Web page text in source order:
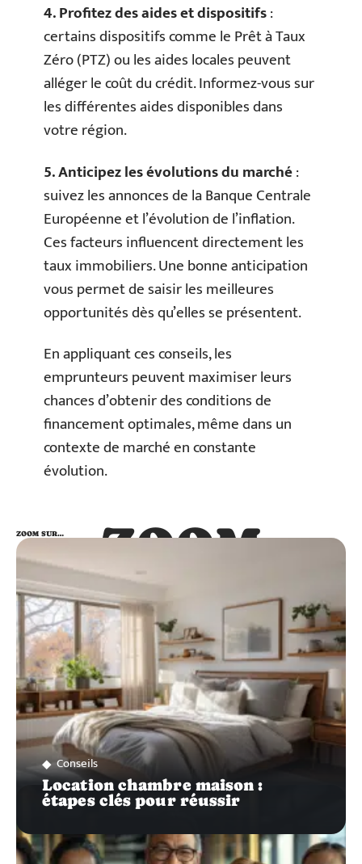
4. Profitez des aides et dispositifs:
certains dispositifs comme le Prêt à Taux
Zéro (PTZ) ou les aides locales peuvent
alléger le coût du crédit. Informez-vous sur
les différentes aides disponibles dans
votre région.
5. Anticipez les évolutions du marché:
suivez les annonces de la Banque Centrale
Européenne et l’évolution de l’inflation.
Ces facteurs influencent directement les
taux immobiliers. Une bonne anticipation
vous permet de saisir les meilleures
opportunités dès qu’elles se présentent.
En appliquant ces conseils, les
emprunteurs peuvent maximiser leurs
chances d’obtenir des conditions de
financement optimales, même dans un
contexte de marché en constante
évolution.
ZOOM
SUR…
ZOOM SUR…
Conseils
Location chambre maison :
étapes clés pour réussir